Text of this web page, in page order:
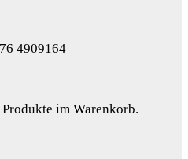
4909164
im Warenkorb.